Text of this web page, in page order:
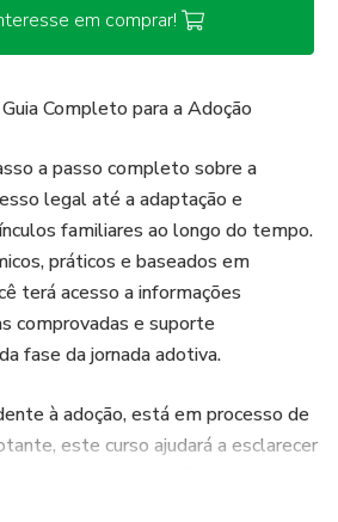
em comprar!
Completo para a Adoção
a passo completo sobre a
legal até a adaptação e
familiares ao longo do tempo.
práticos e baseados em
terá acesso a informações
comprovadas e suporte
fase da jornada adotiva.
à adoção, está em processo de
este curso ajudará a esclarecer
com seu futuro filho(a).